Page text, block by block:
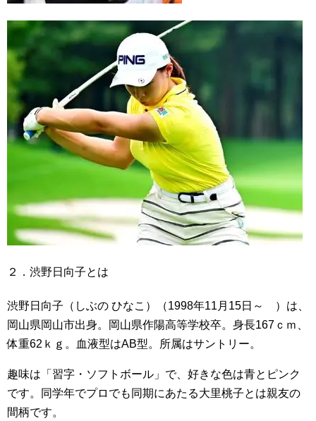
２．渋野日向子とは
渋野日向子 （しぶの ひなこ）（1998年11月15日～ ）は、
岡山県岡山市出身。岡山県作陽高等学校卒。身長167ｃｍ、
体重62ｋｇ。血液型はAB型。所属はサントリー。
趣味は「習字・ソフトボール」で、好きな色は青とピンク
です。同学年でプロでも同期にあたる大里桃子とは親友の
間柄です。